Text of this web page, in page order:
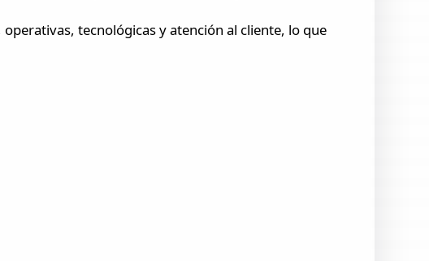
tecnológicas y atención al cliente, lo que